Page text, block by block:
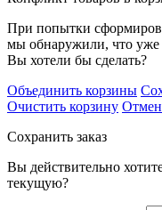
При попытки
мы обнаружили, что уже
Вы хотели бы сделать?
Объединить корзины
Очистить корзину
Сохранить заказ
Вы действительно
текущую?